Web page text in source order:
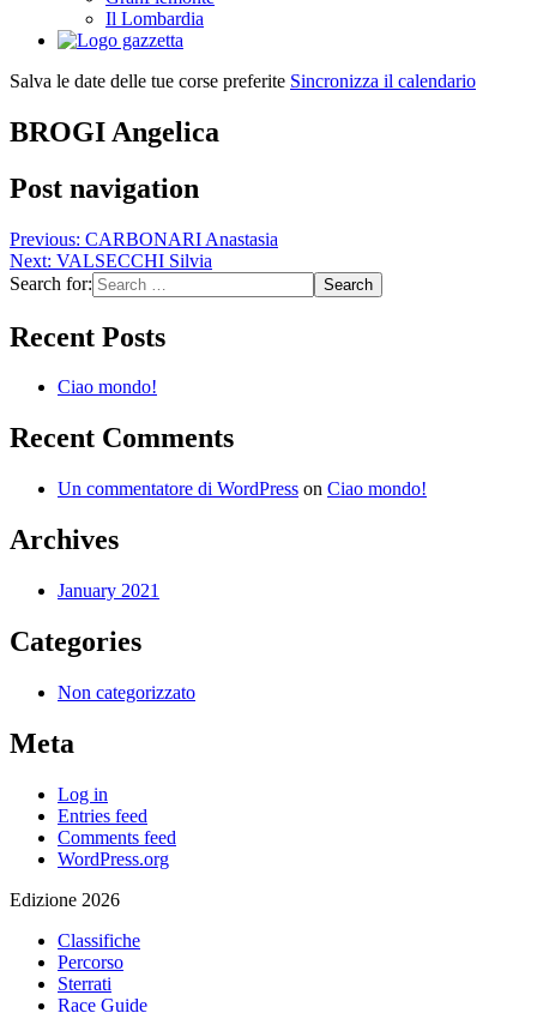
Il Lombardia
Salva le date delle tue corse preferite Sincronizza il calendario
BROGI Angelica
Post navigation
Previous: CARBONARI Anastasia
Next: VALSECCHI Silvia
Search for:
Recent Posts
Ciao mondo!
Recent Comments
Un commentatore di WordPress on Ciao mondo!
Archives
January 2021
Categories
Non categorizzato
Meta
Log in
Entries feed
Comments feed
WordPress.org
Edizione 2026
Classifiche
Percorso
Sterrati
Race Guide